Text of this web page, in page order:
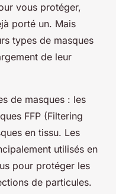
vous protéger,
porté un. Mais
types de masques
de leur
de masques : les
FFP (Filtering
en tissu. Les
utilisés en
pour protéger les
de particules.